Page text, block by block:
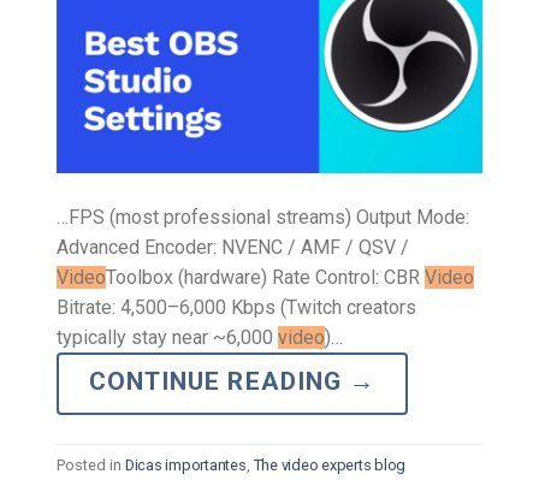
…FPS (most professional streams) Output Mode:
Advanced Encoder: NVENC / AMF / QSV /
VideoToolbox (hardware) Rate Control: CBR Video
Bitrate: 4,500–6,000 Kbps (Twitch creators
typically stay near ~6,000 video)…
CONTINUE READING →
Posted in Dicas importantes The video experts blog